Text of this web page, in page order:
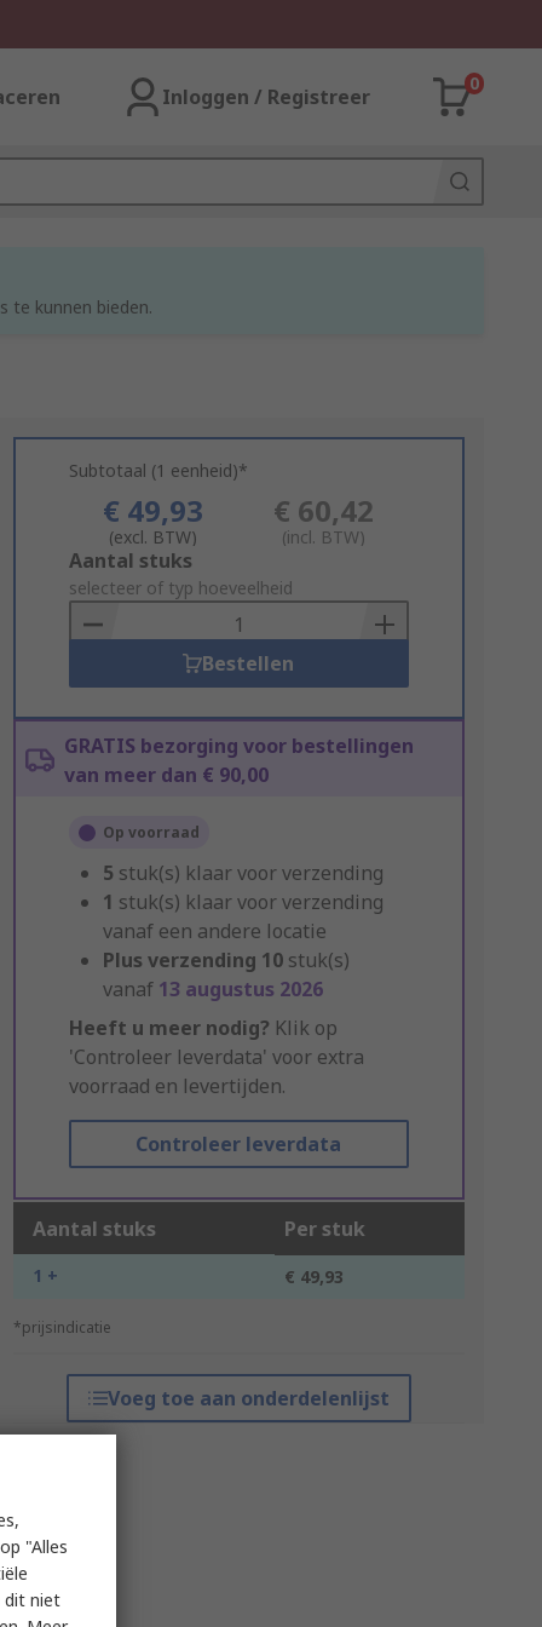
Inloggen / Registreer
0
te kunnen bieden.
Subtotaal (1 eenheid)*
€ 49,93
(excl. BTW)
€ 60,42
(incl. BTW)
Add
to
Basket
Aantal stuks
selecteer of typ hoeveelheid
Bestellen
GRATIS bezorging voor bestellingen
van meer dan € 90,00
Op voorraad
5 stuk(s) klaar voor verzending
1 stuk(s) klaar voor verzending
vanaf een andere locatie
Plus verzending 10 stuk(s)
vanaf 13 augustus 2026
Heeft u meer nodig? Klik op
'Controleer leverdata' voor extra
voorraad en levertijden.
Controleer leverdata
Aantal stuks Per stuk
1 + € 49,93
*prijsindicatie
Voeg toe aan onderdelenlijst
"Alles
dit niet